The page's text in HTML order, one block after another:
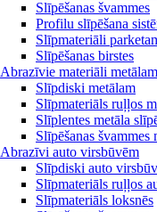
Slīpēšanas švammes
Profilu slīpēšana
Slīpmateriāli
Slīpēšanas birstes
Abrazīvie materiāli metālam
Slīpdiski metālam
Slīpmateriāls ruļļos
Slīplentes metāla
Slīpēšanas švammes
Abrazīvi auto virsbūvēm
Slīpdiski auto
Slīpmateriāls ruļļos
Slīpmateriāls loksnēs